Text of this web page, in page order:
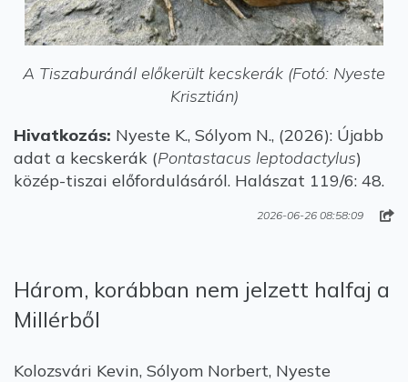
A Tiszaburánál előkerült kecskerák (Fotó: Nyeste
Krisztián)
Hivatkozás: Nyeste K., Sólyom N., (2026): Újabb
adat a kecskerák (Pontastacus leptodactylus)
közép-tiszai előfordulásáról. Halászat 119/6: 48.
2026-06-26 08:58:09
Három, korábban nem jelzett halfaj a
Millérből
Kolozsvári Kevin, Sólyom Norbert, Nyeste